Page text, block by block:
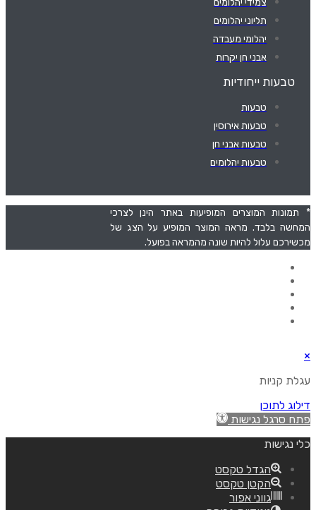
תליוני יהלומים
יהלומי מעבדה
אבני חן יקרות
טבעות ייחודיות
טבעות
טבעות אירוסין
טבעות אבני חן
טבעות יהלומים
* תמונות המוצרים המופיעות באתר הינן לצרכי
המחשה בלבד. מראה המוצר המופיע על הצג של
מכשירכם עלול להיות שונה מהמראה בפועל.
תפריט
×
עגלת קניות
דילוג לתוכן
פתח סרגל נגישות
כלי נגישות
הגדל טקסט
הקטן טקסט
גווני אפור